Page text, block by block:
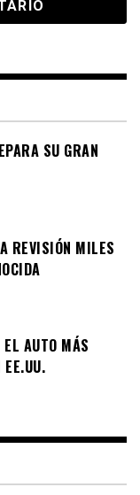
SU GRAN
REVISIÓN MILES
AUTO MÁS
EE.UU.